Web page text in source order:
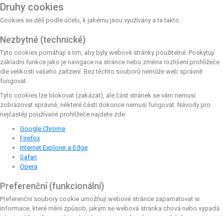
Druhy cookies
Cookies se dělí podle účelu, k jakému jsou využívány a ta takto:
Nezbytné (technické)
Tyto cookies pomáhají s tím, aby byly webové stránky použitelné. Poskytují
základní funkce jako je navigace na stránce nebo změna rozlišení prohlížeče
dle velikosti vašeho zařízení. Bez těchto souborů nemůže web správně
fungovat.
Tyto cookies lze blokovat (zakázat), ale část stránek se vám nemusí
zobrazovat správně, některé části dokonce nemusí fungovat. Návody pro
nejčastěji používané prohlížeče najdete zde:
Google Chrome
Firefox
Internet Explorer a Edge
Safari
Opera
Preferenční (funkcionální)
Preferenční soubory cookie umožňují webové stránce zapamatovat si
informace, které mění způsob, jakým se webová stránka chová nebo vypadá